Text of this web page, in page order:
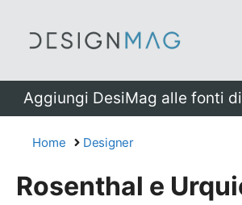
Aggiungi DesiMag alle fonti
Home Designer
Rosenthal e